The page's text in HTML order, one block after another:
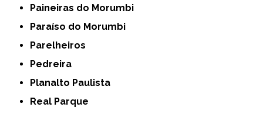
Paineiras do Morumbi
Paraíso do Morumbi
Parelheiros
Pedreira
Planalto Paulista
Real Parque